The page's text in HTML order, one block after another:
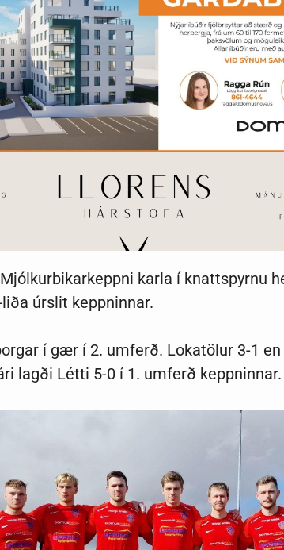
karla í knattspyrnu
úrslit keppninnar.
í gær í 2. umferð. Lokatölur 3-1
lagði Létti 5-0 í 1. umferð keppninnar.